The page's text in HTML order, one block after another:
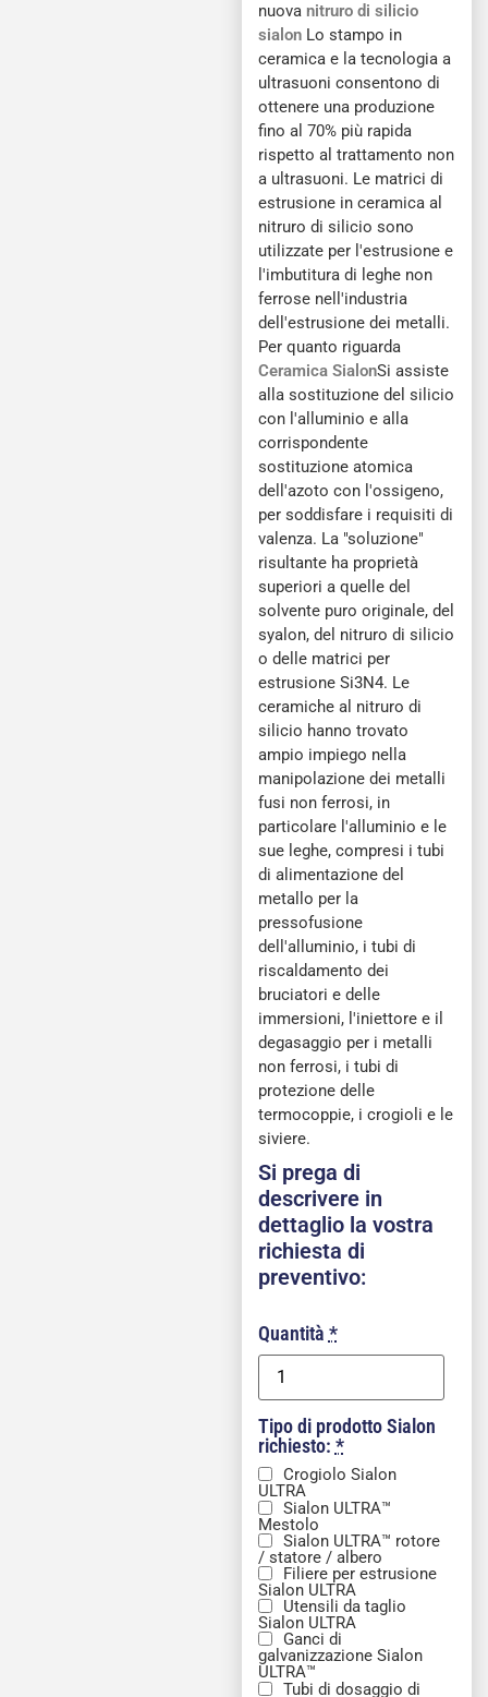
nuova nitruro di silicio
sialonLo stampo in
ceramica e la tecnologia a
ultrasuoni consentono di
ottenere una produzione
fino al 70% più rapida
rispetto al trattamento non
a ultrasuoni. Le matrici di
estrusione in ceramica al
nitruro di silicio sono
utilizzate per l'estrusione e
l'imbutitura di leghe non
ferrose nell'industria
dell'estrusione dei metalli.
Per quanto riguarda
Ceramica SialonSi assiste
alla sostituzione del silicio
con l'alluminio e alla
corrispondente
sostituzione atomica
dell'azoto con l'ossigeno,
per soddisfare i requisiti di
valenza. La "soluzione"
risultante ha proprietà
superiori a quelle del
solvente puro originale, del
syalon, del nitruro di silicio
o delle matrici per
estrusione Si3N4. Le
ceramiche al nitruro di
silicio hanno trovato
ampio impiego nella
manipolazione dei metalli
fusi non ferrosi, in
particolare l'alluminio e le
sue leghe, compresi i tubi
di alimentazione del
metallo per la
pressofusione
dell'alluminio, i tubi di
riscaldamento dei
bruciatori e delle
immersioni, l'iniettore e il
degasaggio per i metalli
non ferrosi, i tubi di
protezione delle
termocoppie, i crogioli e le
siviere.
Si prega di
descrivere in
dettaglio la vostra
richiesta di
preventivo:
Quantità *
Tipo di prodotto Sialon
richiesto: *
Crogiolo Sialon
ULTRA
Sialon ULTRA™
Mestolo
Sialon ULTRA™ rotore
/ statore / albero
Filiere per estrusione
Sialon ULTRA
Utensili da taglio
Sialon ULTRA
Ganci di
galvanizzazione Sialon
ULTRA™
Tubi di dosaggio di